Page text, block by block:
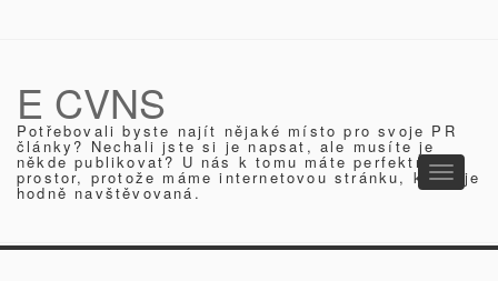
E CVNS
Potřebovali byste najít nějaké místo pro svoje PR
články? Nechali jste si je napsat, ale musíte je
někde publikovat? U nás k tomu máte perfektní
prostor, protože máme internetovou stránku, která je
hodně navštěvovaná.
Toggle